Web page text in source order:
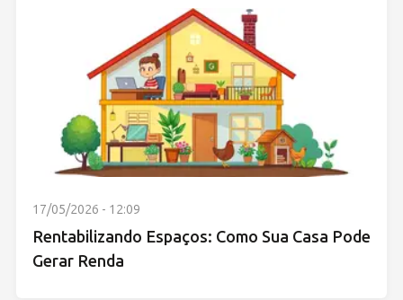
17/05/2026 - 12:09
Rentabilizando Espaços: Como Sua Casa Pode
Gerar Renda